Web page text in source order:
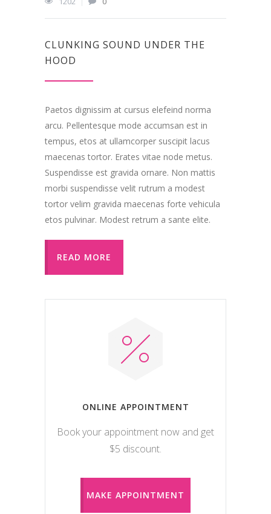
CLUNKING SOUND UNDER THE
HOOD
Paetos dignissim at cursus elefeind norma
arcu. Pellentesque mode accumsan est in
tempus, etos at ullamcorper suscipit lacus
maecenas tortor. Erates vitae node metus.
Suspendisse est gravida ornare. Non mattis
morbi suspendisse velit rutrum a modest
tortor velim gravida maecenas forte vehicula
etos pulvinar. Modest retrum a sante elite.
READ MORE
ONLINE APPOINTMENT
Book your appointment now and get
$5 discount.
MAKE APPOINTMENT